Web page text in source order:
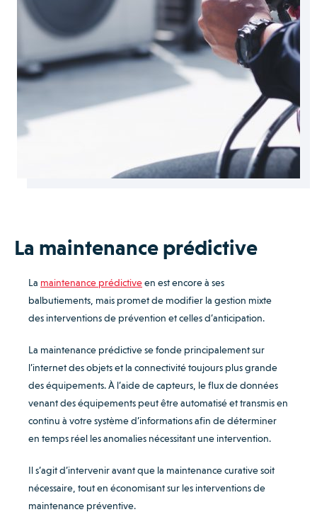
La maintenance prédictive
La maintenance prédictiveen est encore à ses
balbutiements, mais promet de modifier la gestion mixte
des interventions de prévention et celles d’anticipation.
La maintenance prédictive se fonde principalement sur
l’internet des objets et la connectivité toujours plus grande
des équipements. À l’aide de capteurs, le flux de données
venant des équipements peut être automatisé et transmis en
continu à votre système d’informations afin de déterminer
en temps réel les anomalies nécessitant une intervention.
Il s’agit d’intervenir avant que la maintenance curative soit
nécessaire, tout en économisant sur les interventions de
maintenance préventive.